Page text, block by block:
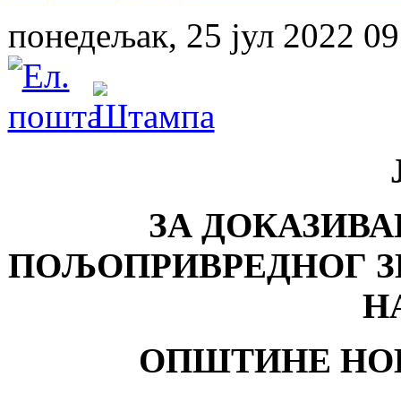
понедељак, 25 јул 2022
ЗА
ПОЉОПРИВРЕДНОГ
ОПШТИНЕ